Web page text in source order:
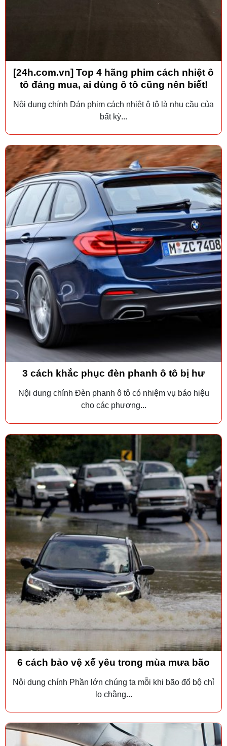
[24h.com.vn] Top 4 hãng phim cách nhiệt ô
tô đáng mua, ai dùng ô tô cũng nên biết!
Nội dung chính Dán phim cách nhiệt ô tô là nhu cầu của
bất kỳ...
3 cách khắc phục đèn phanh ô tô bị hư
Nội dung chính Đèn phanh ô tô có nhiệm vụ báo hiệu
cho các phương...
6 cách bảo vệ xế yêu trong mùa mưa bão
Nội dung chính Phần lớn chúng ta mỗi khi bão đổ bộ chỉ
lo chằng...